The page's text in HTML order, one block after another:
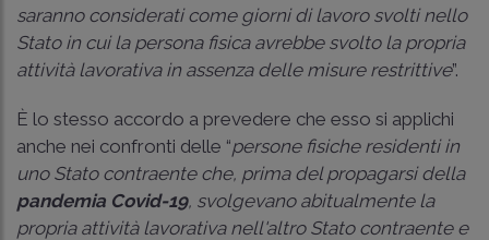
saranno considerati come giorni di lavoro svolti nello
Stato in cui la persona fisica avrebbe svolto la propria
attività lavorativa in assenza delle misure restrittive”.
È lo stesso accordo a prevedere che esso si applichi
anche nei confronti delle “persone fisiche residenti in
uno Stato contraente che, prima del propagarsi della
pandemia Covid-19, svolgevano abitualmente la
propria attività lavorativa nell'altro Stato contraente e